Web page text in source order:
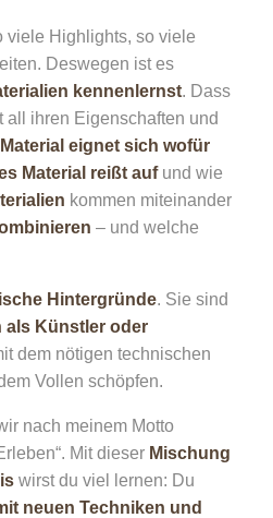
viele Highlights, so viele
Deswegen ist es
kennenlernst. Dass
all ihren Eigenschaften und
eignet sich wofür
Material reißt aufund wie
kommen miteinander
– und welche
Hintergründe. Sie sind
als Künstler oder
dem nötigen technischen
Vollen schöpfen.
nach meinem Motto
Mit dieser Mischung
wirst du viel lernen: Du
neuen Techniken und